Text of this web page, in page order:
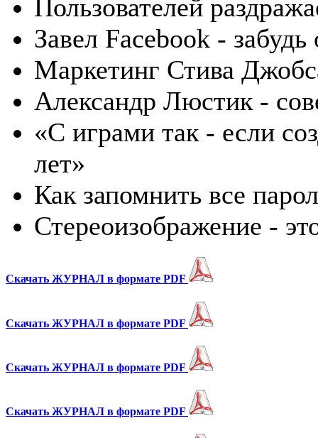
Пользователей
Завел Facebook -
Маркетинг Стива
Александр Люстик -
«С играми так - если
лет»
Как запомнить все
Стереоизображение -
Скачать ЖУРНАЛ в формате PDF
Скачать ЖУРНАЛ в формате PDF
Скачать ЖУРНАЛ в формате PDF
Скачать ЖУРНАЛ в формате PDF